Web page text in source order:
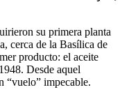
su primera planta
cerca de la Basílica de
producto: el aceite
Desde aquel
“vuelo” impecable.